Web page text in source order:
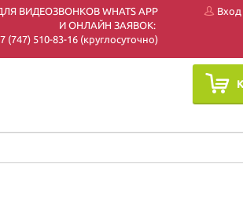
ВИДЕОЗВОНКОВ WHATS APP
И ОНЛАЙН ЗАЯВОК:
(747) 510-83-16 (круглосуточно)
Вход